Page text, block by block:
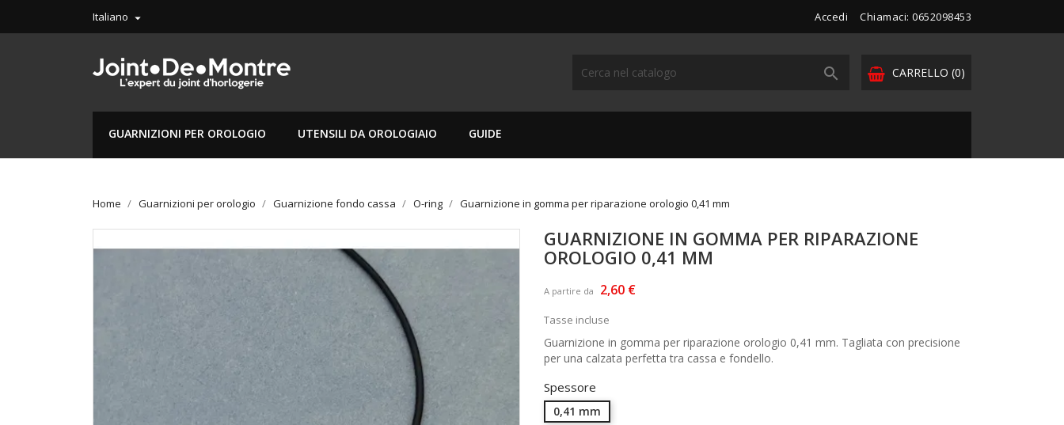
Italiano  Accedi Chiamaci: 0652098453
CARRELLO (0)

GUARNIZIONI PER OROLOGIO UTENSILI DA OROLOGIAIO GUIDE
Home Guarnizioni per orologio Guarnizione fondo cassa O-ring Guarnizione in gomma per riparazione orologio 0,41 mm
GUARNIZIONE IN GOMMA PER RIPARAZIONE
OROLOGIO 0,41 MM
A partire da 2,60 €
Tasse incluse
Guarnizione in gomma per riparazione orologio 0,41 mm. Tagliata con precisione
per una calzata perfetta tra cassa e fondello.
Spessore
0,41 mm